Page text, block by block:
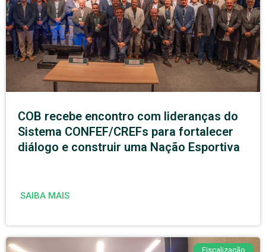
COB recebe encontro com lideranças do
Sistema CONFEF/CREFs para fortalecer
diálogo e construir uma Nação Esportiva
SAIBA MAIS
Fiscalização